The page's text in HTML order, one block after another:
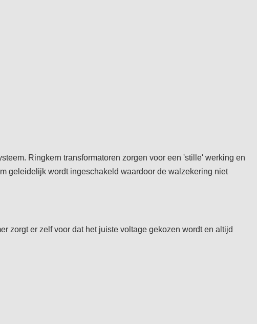
Ringkern transformatoren zorgen voor een 'stille' werking en
geleidelijk wordt ingeschakeld waardoor de walzekering niet
zorgt er zelf voor dat het juiste voltage gekozen wordt en altijd